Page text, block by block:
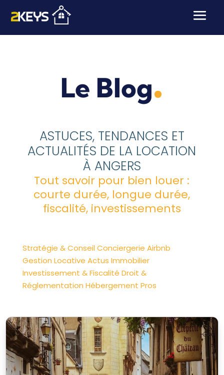
Le Blog.
ASTUCES, TENDANCES ET
ACTUALITÉS DE LA LOCATION
À ANGERS
Tout savoir pour bien louer :
courte durée, longue durée,
fiscalité, investissements
Stratégie & Conseil Conciergerie Airbnb
Gestion Locative Actus Immobilier
Investissement & Fiscalité Droit &
Réglementation Hébergement Pros